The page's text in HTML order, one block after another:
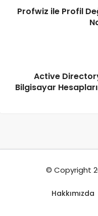
Profwiz ile Profil
Active
Bilgisayar
© Copyright
Hakkımızda